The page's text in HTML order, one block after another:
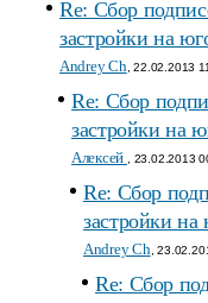
Re: Сбор
застройки на
Andrey Ch , 22.02.2013
Re: Сбор
застройки на
Алексей , 23.02.2013
Re: Сбор
застройки на
Andrey Ch ,
Re: Сбор